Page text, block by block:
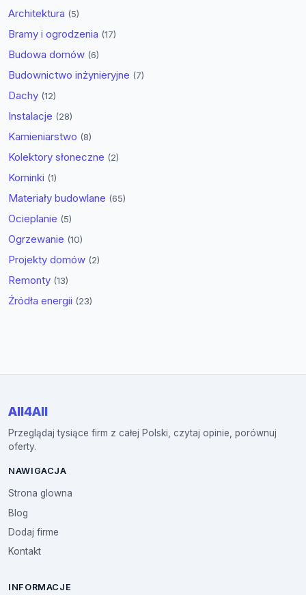
Architektura (5)
Bramy i ogrodzenia (17)
Budowa domów (6)
Budownictwo inżynieryjne (7)
Dachy (12)
Instalacje (28)
Kamieniarstwo (8)
Kolektory słoneczne (2)
Kominki (1)
Materiały budowlane (65)
Ocieplanie (5)
Ogrzewanie (10)
Projekty domów (2)
Remonty (13)
Źródła energii (23)
All4All
Przeglądaj tysiące firm z całej Polski, czytaj opinie, porównuj
oferty.
NAWIGACJA
Strona glowna
Blog
Dodaj firme
Kontakt
INFORMACJE